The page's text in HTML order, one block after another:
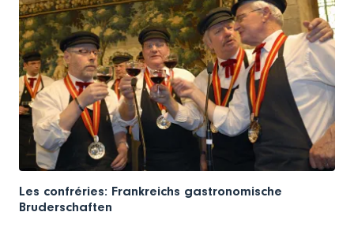
Les confréries: Frankreichs gastronomische
Bruderschaften